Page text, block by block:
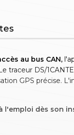
au bus CAN,
traceur DS/
GPS précise.
l'emploi dès son